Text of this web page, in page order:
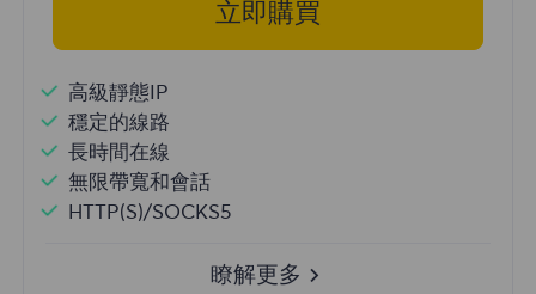
立即購買
高級靜態IP
穩定的線路
長時間在線
無限帶寬和會話
HTTP(S)/SOCKS5
瞭解更多